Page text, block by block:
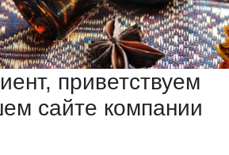
приветствуем
сайте компании